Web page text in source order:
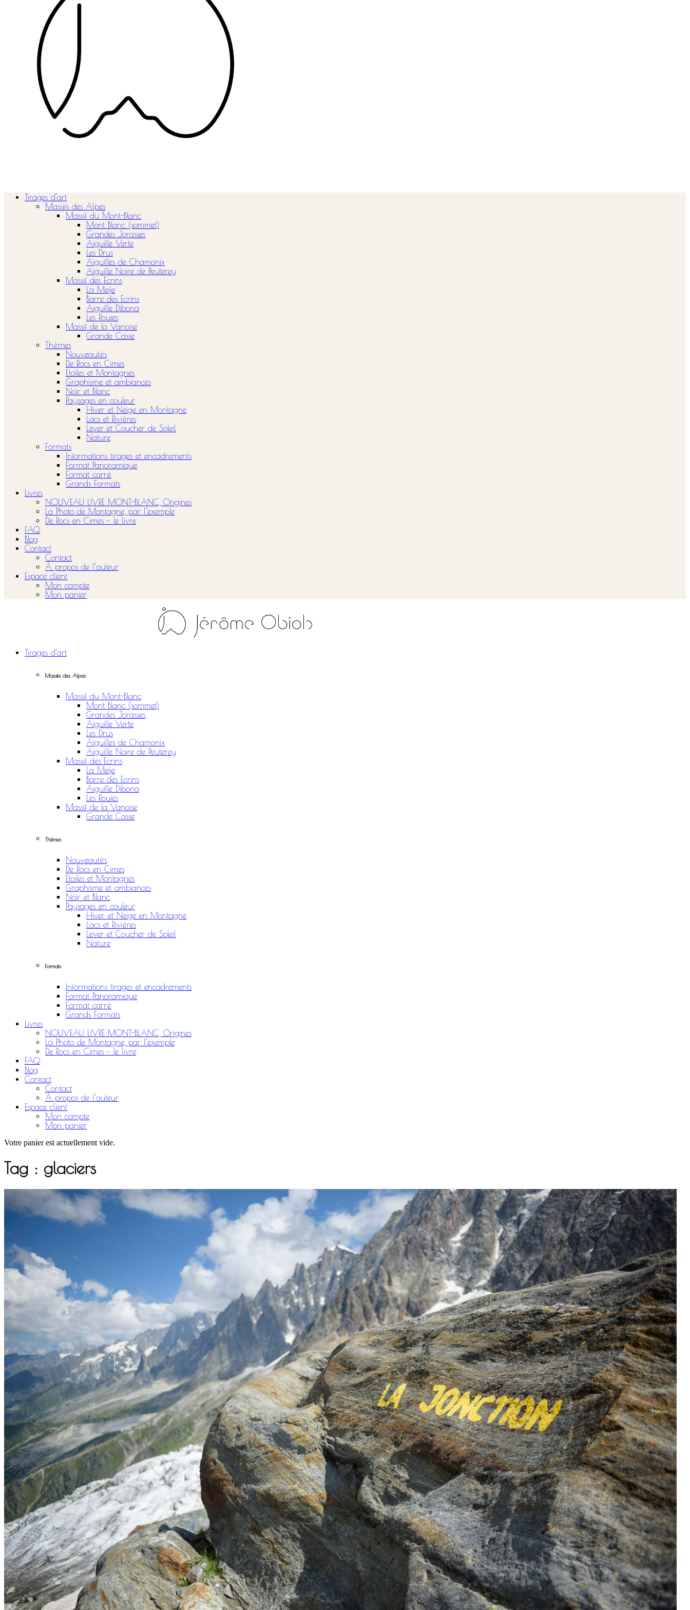
Tirages d’art
Massifs des Alpes
Massif du Mont-Blanc
Mont Blanc (sommet)
Grandes Jorasses
Aiguille Verte
Les Drus
Aiguilles de Chamonix
Aiguille Noire de Peuterey
Massif des Ecrins
La Meije
Barre des Ecrins
Aiguille Dibona
Les Rouies
Massif de la Vanoise
Grande Casse
Thèmes
Nouveautés
De Rocs en Cimes
Etoiles et Montagnes
Graphisme et ambiances
Noir et Blanc
Paysages en couleur
Hiver et Neige en Montagne
Lacs et Rivières
Lever et Coucher de Soleil
Nature
Formats
Informations tirages et encadrements
Format Panoramique
Format carré
Grands Formats
Livres
NOUVEAU LIVRE MONT-BLANC, Origines
La Photo de Montagne, par l’exemple
De Rocs en Cimes – le livre
FAQ
Blog
Contact
Contact
À propos de l’auteur
Espace client
Mon compte
Mon panier
Tirages d’art
Massifs des Alpes
Massif du Mont-Blanc
Mont Blanc (sommet)
Grandes Jorasses
Aiguille Verte
Les Drus
Aiguilles de Chamonix
Aiguille Noire de Peuterey
Massif des Ecrins
La Meije
Barre des Ecrins
Aiguille Dibona
Les Rouies
Massif de la Vanoise
Grande Casse
Thèmes
Nouveautés
De Rocs en Cimes
Etoiles et Montagnes
Graphisme et ambiances
Noir et Blanc
Paysages en couleur
Hiver et Neige en Montagne
Lacs et Rivières
Lever et Coucher de Soleil
Nature
Formats
Informations tirages et encadrements
Format Panoramique
Format carré
Grands Formats
Livres
NOUVEAU LIVRE MONT-BLANC, Origines
La Photo de Montagne, par l’exemple
De Rocs en Cimes – le livre
FAQ
Blog
Contact
Contact
À propos de l’auteur
Espace client
Mon compte
Mon panier
Votre panier est actuellement vide.
Tag : glaciers